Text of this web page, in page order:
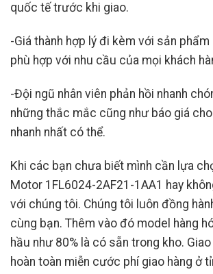
quốc tế trước khi giao.
-Giá thành hợp lý đi kèm với sản
phù hợp với nhu cầu của mọi khách
-Đội ngũ nhân viên phản hồi nhanh
những thắc mắc cũng như báo giá
nhanh nhất có thể.
Khi các bạn chưa biết mình cần lựa
Motor 1FL6024-2AF21-1AA1 hay
với chúng tôi. Chúng tôi luôn đồng
cùng bạn. Thêm vào đó model hàng
hầu như 80% là có sẵn trong kho.
hoàn toàn miễn cước phí giao hàng ở